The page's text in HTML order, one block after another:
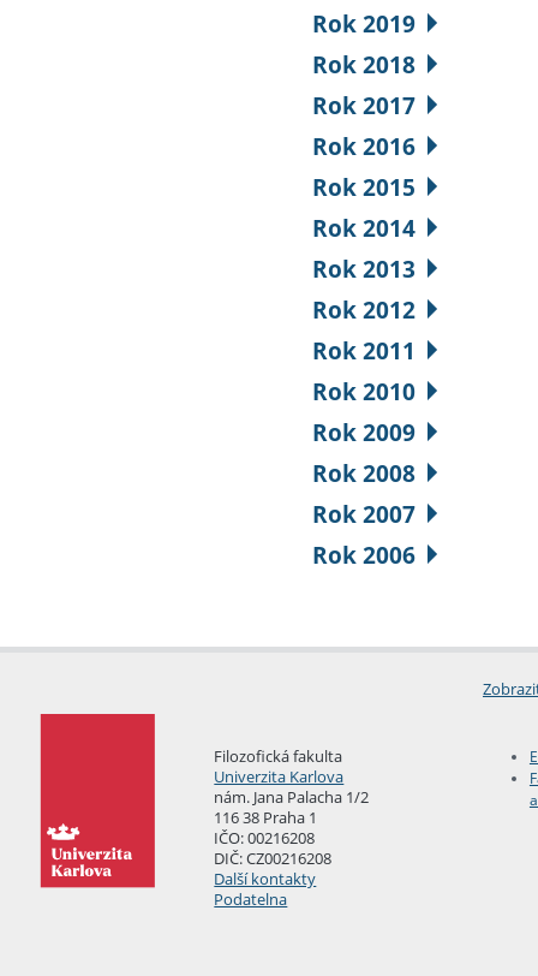
Rok 2019
Rok 2018
Rok 2017
Rok 2016
Rok 2015
Rok 2014
Rok 2013
Rok 2012
Rok 2011
Rok 2010
Rok 2009
Rok 2008
Rok 2007
Rok 2006
Filozofická fakulta
Univerzita Karlova
nám. Jana Palacha 1/2
116 38 Praha 1
IČO: 00216208
DIČ: CZ00216208
Další kontakty
Podatelna